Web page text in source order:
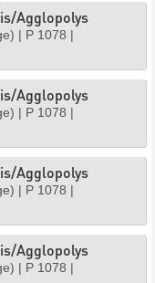
Agglopolys
| P 1078 |
Agglopolys
| P 1078 |
Agglopolys
| P 1078 |
Agglopolys
| P 1078 |